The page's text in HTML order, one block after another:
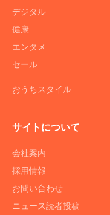
デジタル
健康
エンタメ
セール
おうちスタイル
サイトについて
会社案内
採用情報
お問い合わせ
ニュース読者投稿